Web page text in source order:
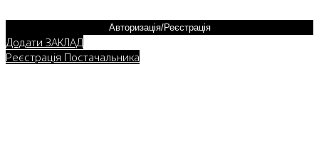
Авторизація/Реєстрація
Додати ЗАКЛАД
Реєстрація Постачальника